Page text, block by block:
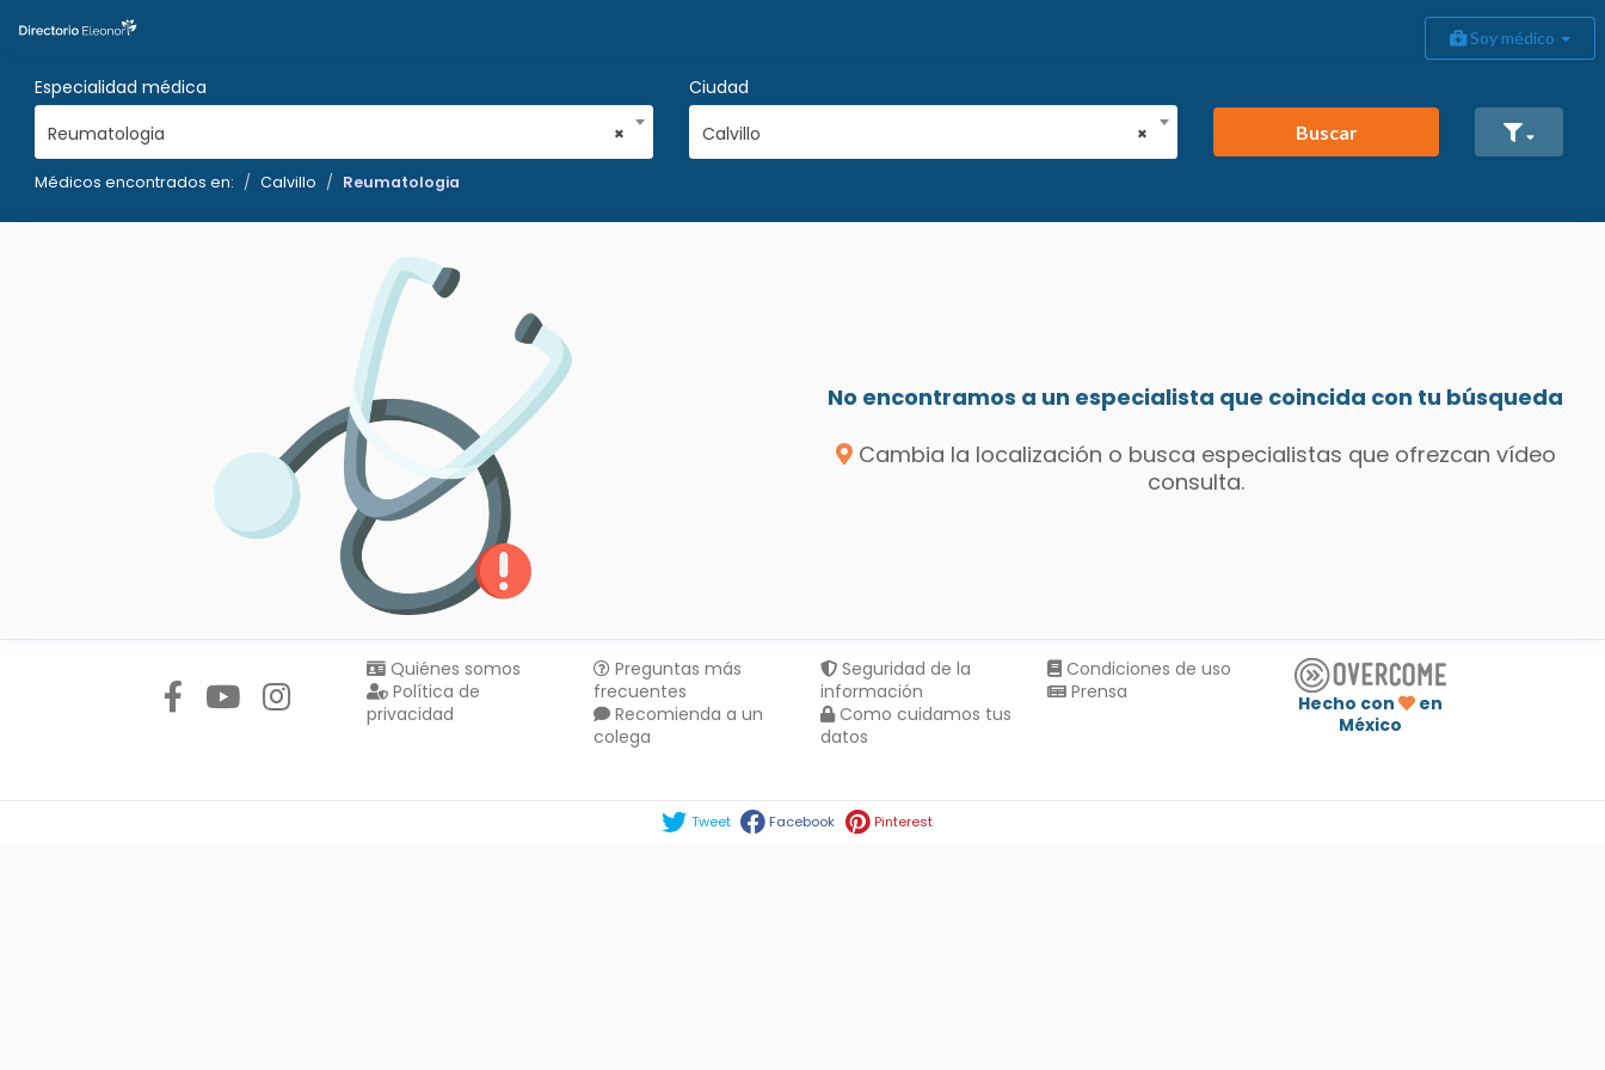
Soy médico
Especialidad médica
×
Reumatologia
Ciudad
×
Calvillo Buscar
Médicos encontrados en: Calvillo Reumatologia
No encontramos a un especialista que coincida con tu búsqueda
Cambia la localización o busca especialistas que ofrezcan vídeo
consulta.
Quiénes somos
Política de
privacidad
Preguntas más
frecuentes
Recomienda a un
colega
Seguridad de la
información
Como cuidamos tus
datos
Condiciones de uso
Prensa
Hecho con
en
México
Tweet Facebook Pinterest